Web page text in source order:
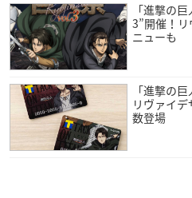
【素材】
キャップ:アルミ
ボトル：ガラス
ラベル・袋：PP
箱：紙
【調香説明】
夜に光る、理想郷への旅路を
「進撃の
3”開催！
ニューも
「進撃の
リヴァイ
数登場